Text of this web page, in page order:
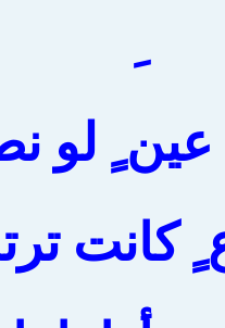
عين ٍ لو
كانت